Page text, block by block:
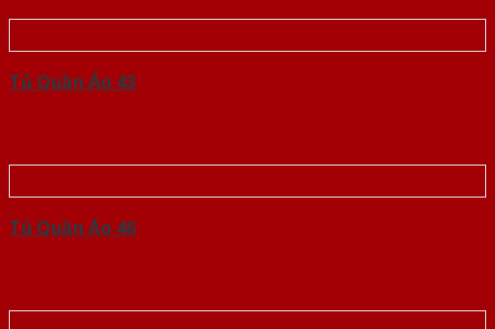
Tủ Quần Áo 43
Tủ Quần Áo 46